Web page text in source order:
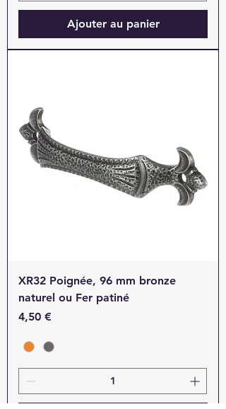
Ajouter au panier
XR32 Poignée, 96 mm bronze
naturel ou Fer patiné
Prix
4,50 €